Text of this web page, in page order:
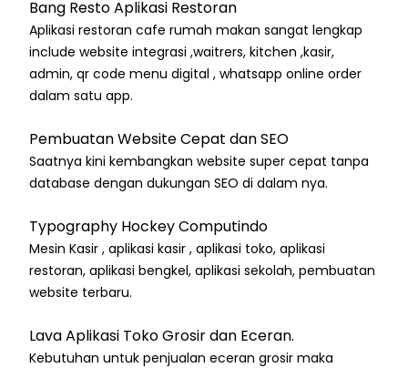
Bang Resto Aplikasi Restoran
Aplikasi restoran cafe rumah makan sangat lengkap
include website integrasi ,waitrers, kitchen ,kasir,
admin, qr code menu digital , whatsapp online order
dalam satu app.
Pembuatan Website Cepat dan SEO
Saatnya kini kembangkan website super cepat tanpa
database dengan dukungan SEO di dalam nya.
Typography Hockey Computindo
Mesin Kasir , aplikasi kasir , aplikasi toko, aplikasi
restoran, aplikasi bengkel, aplikasi sekolah, pembuatan
website terbaru.
Lava Aplikasi Toko Grosir dan Eceran.
Kebutuhan untuk penjualan eceran grosir maka